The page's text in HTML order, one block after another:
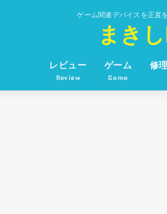
ゲーム関連デバイスを正直
まき
レビュー
Review
ゲーム
Game
修